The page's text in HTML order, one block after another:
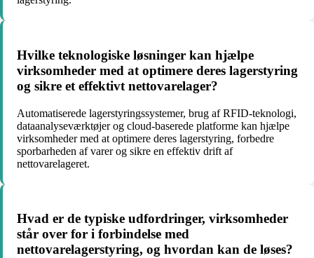
Hvilke teknologiske løsninger kan hjælpe
virksomheder med at optimere deres lagerstyring
og sikre et effektivt nettovarelager?
Automatiserede lagerstyringssystemer, brug af RFID-teknologi,
dataanalyseværktøjer og cloud-baserede platforme kan hjælpe
virksomheder med at optimere deres lagerstyring, forbedre
sporbarheden af varer og sikre en effektiv drift af
nettovarelageret.
Hvad er de typiske udfordringer, virksomheder
står over for i forbindelse med
nettovarelagerstyring, og hvordan kan de løses?